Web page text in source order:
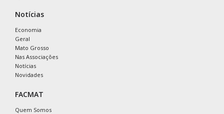
Notícias
Economia
Geral
Mato Grosso
Nas Associações
Notícias
Novidades
FACMAT
Quem Somos